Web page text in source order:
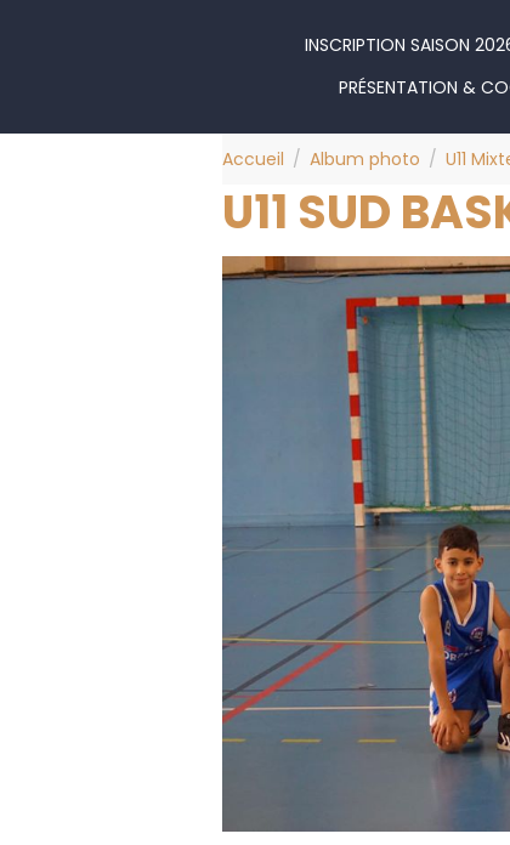
INSCRIPTION SAISON
PRÉSENTATION &
Accueil Album photo U11
U11 SUD